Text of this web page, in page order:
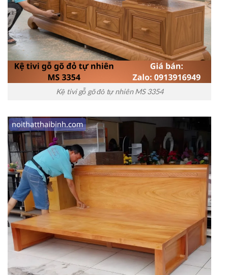
Kệ tivi gỗ gõ đỏ tự nhiên MS 3354